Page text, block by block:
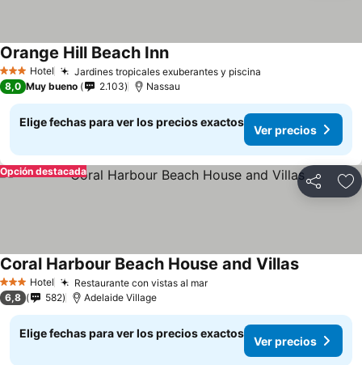
3 Estrellas
Hotel Jardines tropicales exuberantes y piscina
Orange Hill Beach Inn
8,0 Muy bueno 2.103 Nassau
Elige fechas para ver los precios exactos
Ver precios
Compartir
Opción destacada
3 Estrellas
Hotel Restaurante con vistas al mar
Coral Harbour Beach House and Villas
6,8 582 Adelaide Village
Elige fechas para ver los precios exactos
Ver precios